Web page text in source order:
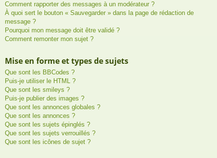
Comment rapporter des messages à un modérateur ?
À quoi sert le bouton « Sauvegarder » dans la page de rédaction de
message ?
Pourquoi mon message doit être validé ?
Comment remonter mon sujet ?
Mise en forme et types de sujets
Que sont les BBCodes ?
Puis-je utiliser le HTML ?
Que sont les smileys ?
Puis-je publier des images ?
Que sont les annonces globales ?
Que sont les annonces ?
Que sont les sujets épinglés ?
Que sont les sujets verrouillés ?
Que sont les icônes de sujet ?